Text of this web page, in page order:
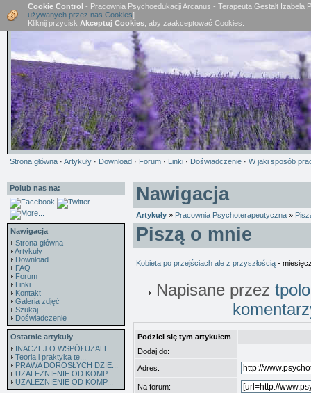
Strona główna · Artykuły · Download · Forum · Linki · Doświadczenie · W jaki sposób
Polub nas na:
Nawigacja
Strona główna
Artykuły
Download
FAQ
Forum
Linki
Kontakt
Galeria zdjęć
Szukaj
Doświadczenie
Ostatnie artykuły
INACZEJ O WSPÓŁUZALE...
Teoria i praktyka te...
PRAWA DOROSŁYCH DZIE...
UZALEŻNIENIE OD KOMP...
UZALEŻNIENIE OD KOMP...
Cookie Control - Pracownia Psychoedukacji Arcanus - Terapeuta Gestalt
używanych przez nas Cookies].
Kliknij przycisk Akceptuj Cookies , aby zaakceptować Cookies.
Nawigacja
Artykuły » Pracownia Psychoterapeutyczna »
Piszą o mnie
Kobieta po przejściach ale z przyszłością -
Napisane przez
Podziel się tym artykułem
Dodaj do:
Adres:
Na forum: